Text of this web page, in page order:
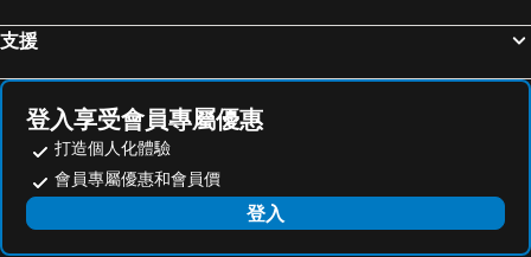
支援
登入享受會員專屬優惠
打造個人化體驗
會員專屬優惠和會員價
登入